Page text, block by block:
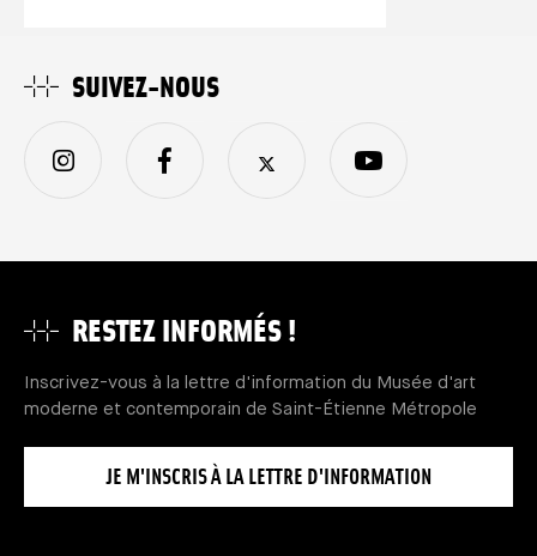
RESTEZ INFORMÉS !
Inscrivez-vous à la lettre d'information du Musée d'art
moderne et contemporain de Saint-Étienne Métropole
JE M'INSCRIS À LA LETTRE D'INFORMATION
SUIVEZ-NOUS